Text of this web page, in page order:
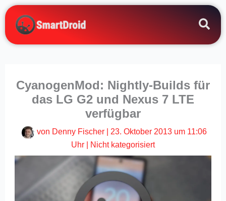
Zum
Inhalt
springen
CyanogenMod: Nightly-Builds für
das LG G2 und Nexus 7 LTE
verfügbar
von Denny Fischer
23. Oktober 2013 um 11:06
Uhr
Nicht kategorisiert